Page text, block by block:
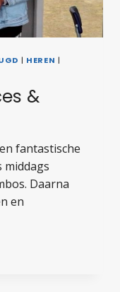
| HEREN |
&
fantastische
middags
Daarna
en